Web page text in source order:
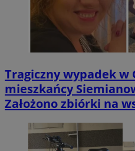
Tragiczny wypadek w
mieszkańcy
Założono zbiórki na